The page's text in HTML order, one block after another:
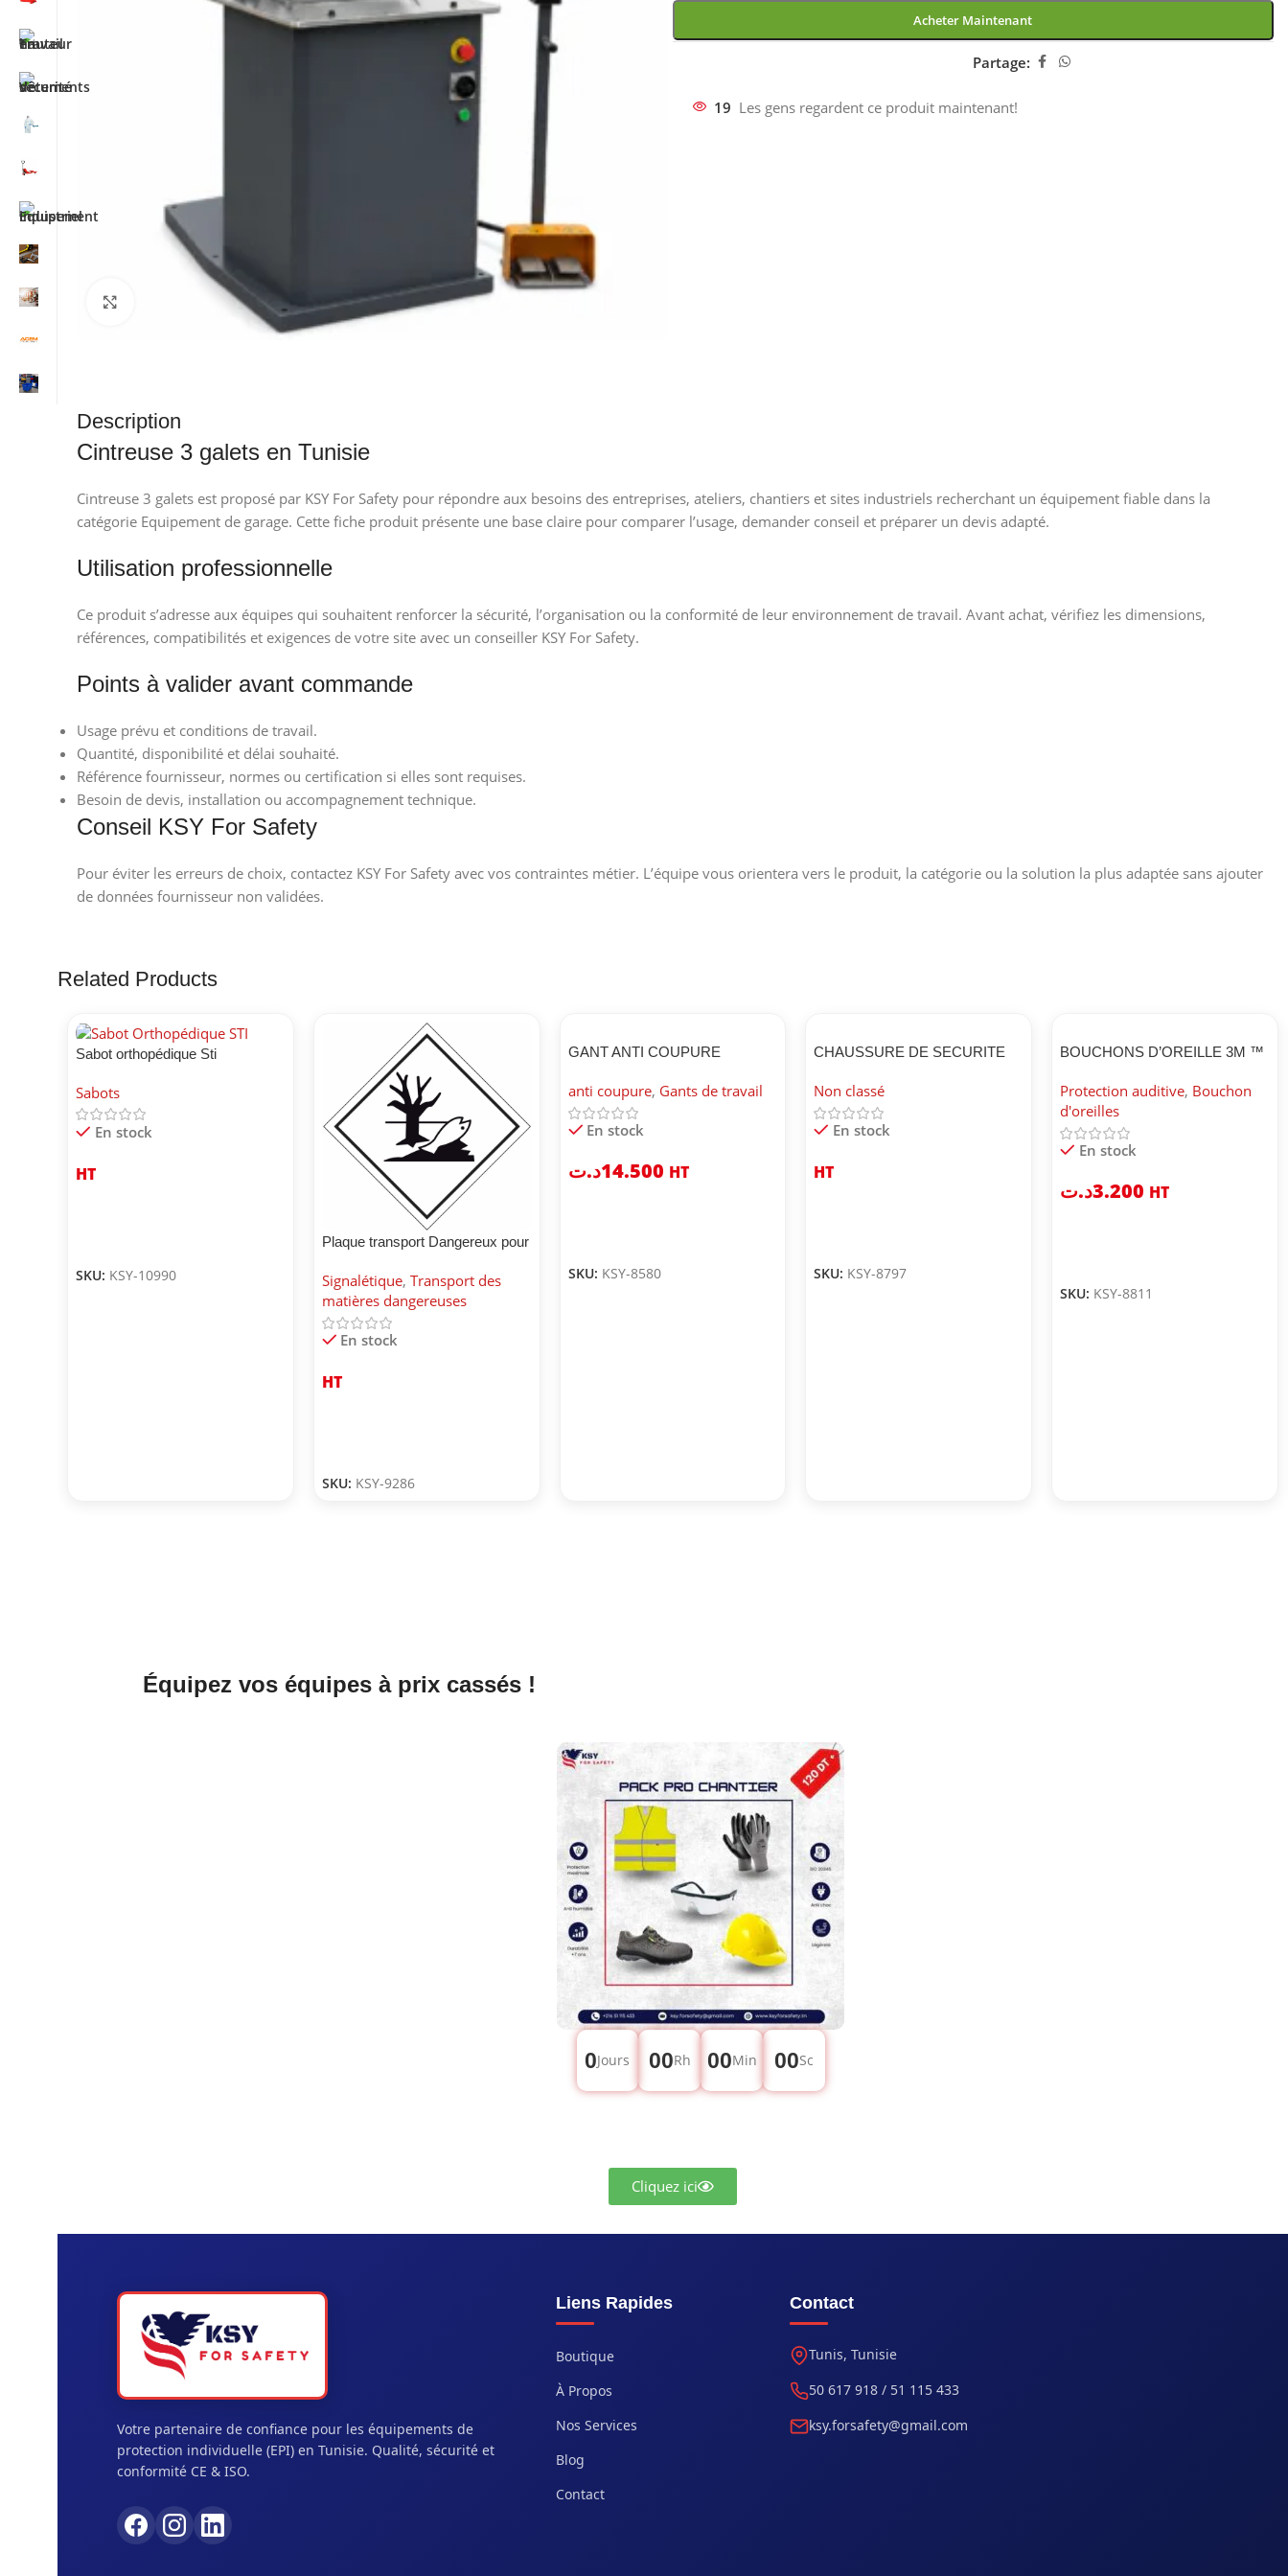
Cliquez pour agrandir
Acheter Maintenant
Partage:
19 Les gens regardent ce produit maintenant!
Description
Cintreuse 3 galets en Tunisie
Cintreuse 3 galets est proposé par KSY For Safety pour répondre aux besoins des entreprises, ateliers, chantiers et sites industriels recherchant un équipement fiable dans la
catégorie Equipement de garage. Cette fiche produit présente une base claire pour comparer l’usage, demander conseil et préparer un devis adapté.
Utilisation professionnelle
Ce produit s’adresse aux équipes qui souhaitent renforcer la sécurité, l’organisation ou la conformité de leur environnement de travail. Avant achat, vérifiez les dimensions,
références, compatibilités et exigences de votre site avec un conseiller KSY For Safety.
Points à valider avant commande
Usage prévu et conditions de travail.
Quantité, disponibilité et délai souhaité.
Référence fournisseur, normes ou certification si elles sont requises.
Besoin de devis, installation ou accompagnement technique.
Conseil KSY For Safety
Pour éviter les erreurs de choix, contactez KSY For Safety avec vos contraintes métier. L’équipe vous orientera vers le produit, la catégorie ou la solution la plus adaptée sans ajouter
de données fournisseur non validées.
Related Products
Sabot orthopédique Sti
Sabots
En stock
HT
SKU: KSY-10990
Plaque transport Dangereux pour
Signalétique, Transport des
matières dangereuses
En stock
HT
SKU: KSY-9286
GANT ANTI COUPURE
anti coupure, Gants de travail
En stock
14.500د.ت HT
SKU: KSY-8580
CHAUSSURE DE SECURITE
Non classé
En stock
HT
SKU: KSY-8797
BOUCHONS D’OREILLE 3M ™
Protection auditive, Bouchon
d'oreilles
En stock
3.200د.ت HT
SKU: KSY-8811
Équipez vos équipes à prix cassés !
0Jours 00Rh 00Min 00Sc
Cliquez ici
Votre partenaire de confiance pour les équipements de
protection individuelle (EPI) en Tunisie. Qualité, sécurité et
conformité CE & ISO.
Liens Rapides
Boutique
À Propos
Nos Services
Blog
Contact
Contact
Tunis, Tunisie
50 617 918 / 51 115 433
ksy.forsafety@gmail.com